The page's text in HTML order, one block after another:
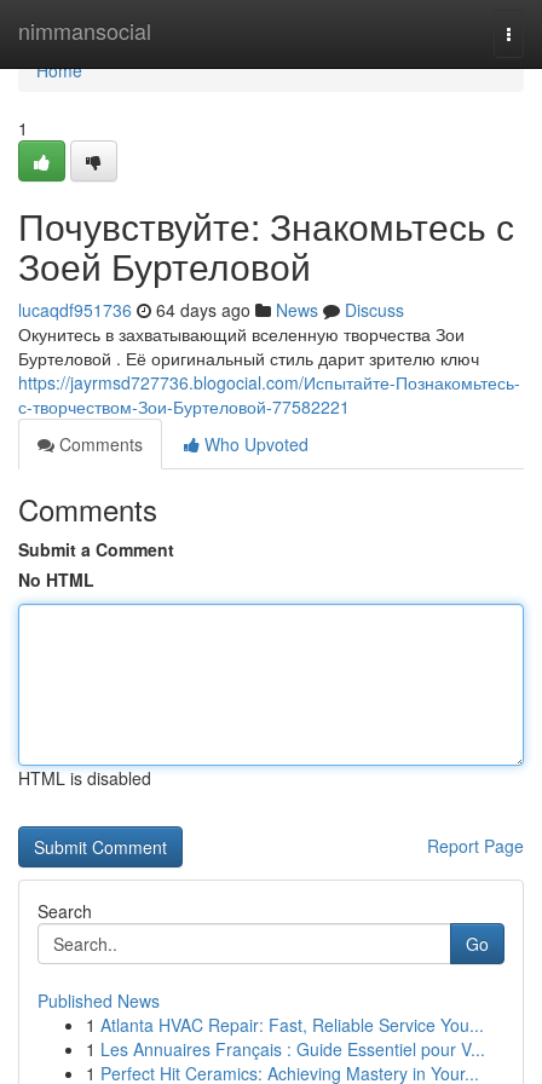
nimmansocial
Home
Home
1
Почувствуйте: Знакомьтесь с
Зоей Буртеловой
lucaqdf951736 64 days ago News
Discuss
Окунитесь в захватывающий вселенную творчества Зои
Буртеловой . Её оригинальный стиль дарит зрителю ключ
https://jayrmsd727736.blogocial.com/Испытайте-Познакомьтесь-
с-творчеством-Зои-Буртеловой-77582221
Comments
Who Upvoted
Comments
Submit a Comment
No HTML
HTML is disabled
Report Page
Search
Go
Published News
1 Atlanta HVAC Repair: Fast, Reliable Service You...
1 Les Annuaires Français : Guide Essentiel pour V...
1 Perfect Hit Ceramics: Achieving Mastery in Your...